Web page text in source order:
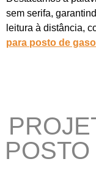
sem serifa,
leitura à distância,
para posto de